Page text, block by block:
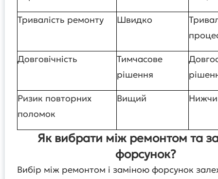
Тривалість ремонту Швидко
Довговічність
Тимчасове
рішення
Ризик повторних
поломок
Вищий
Як вибрати між ремонтом та
форсунок?
Вибір між ремонтом і заміною форсунок